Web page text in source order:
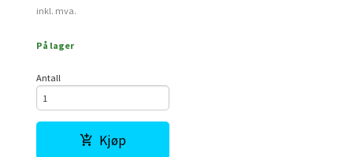
inkl. mva.
På lager
Antall
Kjøp